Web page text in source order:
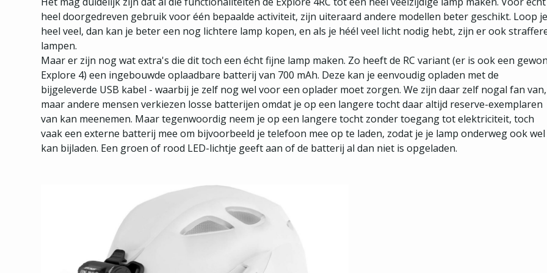
heel doorgedreven gebruik voor één bepaalde activiteit, zijn uiteraard andere modellen beter geschikt. Loop je
heel veel, dan kan je beter een nog lichtere lamp kopen, en als je héél veel licht nodig hebt, zijn er ook
lampen.
Maar er zijn nog wat extra's die dit toch een écht fijne lamp maken. Zo heeft de RC variant (er is ook een
Explore 4) een ingebouwde oplaadbare batterij van 700 mAh. Deze kan je eenvoudig opladen met de
bijgeleverde USB kabel - waarbij je zelf nog wel voor een oplader moet zorgen. We zijn daar zelf nogal fan van,
maar andere mensen verkiezen losse batterijen omdat je op een langere tocht daar altijd reserve-exemplaren
van kan meenemen. Maar tegenwoordig neem je op een langere tocht zonder toegang tot elektriciteit, toch
vaak een externe batterij mee om bijvoorbeeld je telefoon mee op te laden, zodat je je lamp onderweg ook wel
kan bijladen. Een groen of rood LED-lichtje geeft aan of de batterij al dan niet is opgeladen.